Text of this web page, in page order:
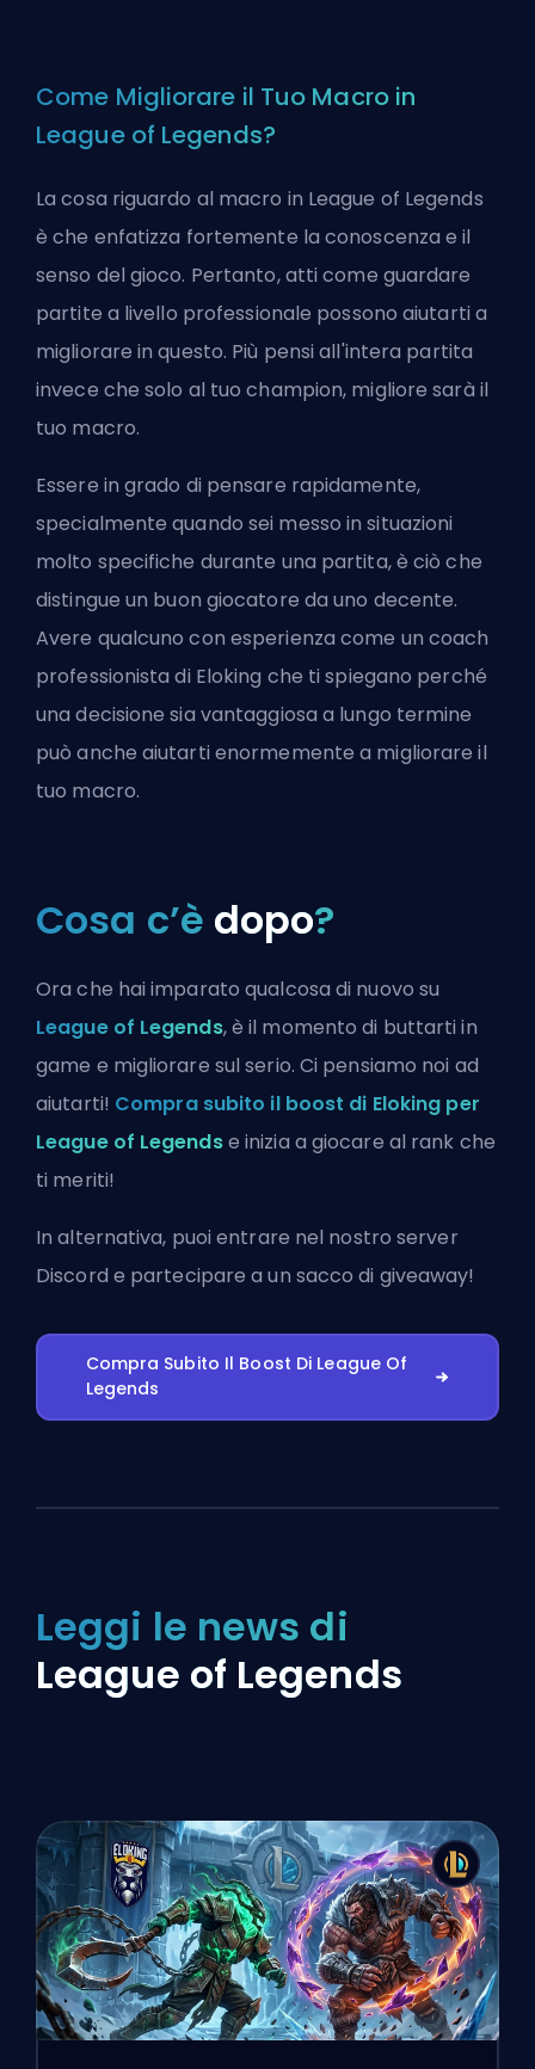
Come Migliorare il Tuo Macro in
League of Legends?
La cosa riguardo al macro in League of Legends
è che enfatizza fortemente la conoscenza e il
senso del gioco. Pertanto, atti come guardare
partite a livello professionale possono aiutarti a
migliorare in questo. Più pensi all'intera partita
invece che solo al tuo champion, migliore sarà il
tuo macro.
Essere in grado di pensare rapidamente,
specialmente quando sei messo in situazioni
molto specifiche durante una partita, è ciò che
distingue un buon giocatore da uno decente.
Avere qualcuno con esperienza come un coach
professionista di Eloking che ti spiegano perché
una decisione sia vantaggiosa a lungo termine
può anche aiutarti enormemente a migliorare il
tuo macro.
Cosa c’è dopo?
Ora che hai imparato qualcosa di nuovo su
League of Legends, è il momento di buttarti in
game e migliorare sul serio. Ci pensiamo noi ad
aiutarti! Compra subito il boost di Eloking per
League of Legendse inizia a giocare al rank che
ti meriti!
In alternativa, puoientrare nel nostro server
Discord e partecipare a un sacco di giveaway!
Compra Subito Il Boost Di League Of
Legends
Leggi le news di
League of Legends